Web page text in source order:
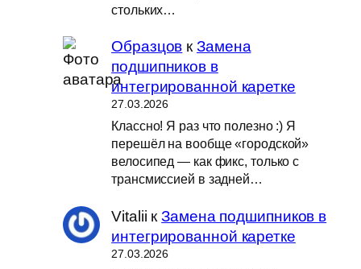
стольких…
Образцов кЗамена
подшипников в
интегрированной каретке
27.03.2026
Классно! Я раз что полезно :) Я
перешёл на вообще «городской»
велосипед — как фикс, только с
трансмиссией в задней…
Vitalii кЗамена подшипников в
интегрированной каретке
27.03.2026